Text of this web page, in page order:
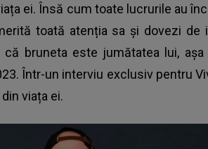
ei. Însă cum toate lucrurile au
toată atenția sa și dovezi de
bruneta este jumătatea lui,
Într-un interviu exclusiv pentru
viața ei.